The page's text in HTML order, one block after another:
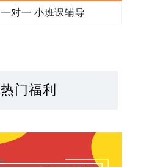
个性化一对一 小班课辅导
热门福利